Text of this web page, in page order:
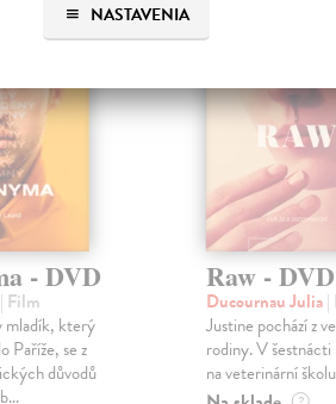
NASTAVENIA
na sklade
- DVD
| Film
mladík, který
Paříže, se z
důvodů
Raw - DVD
Ducournau Julia|
Justine pochází z
rodiny. V
na veterinární